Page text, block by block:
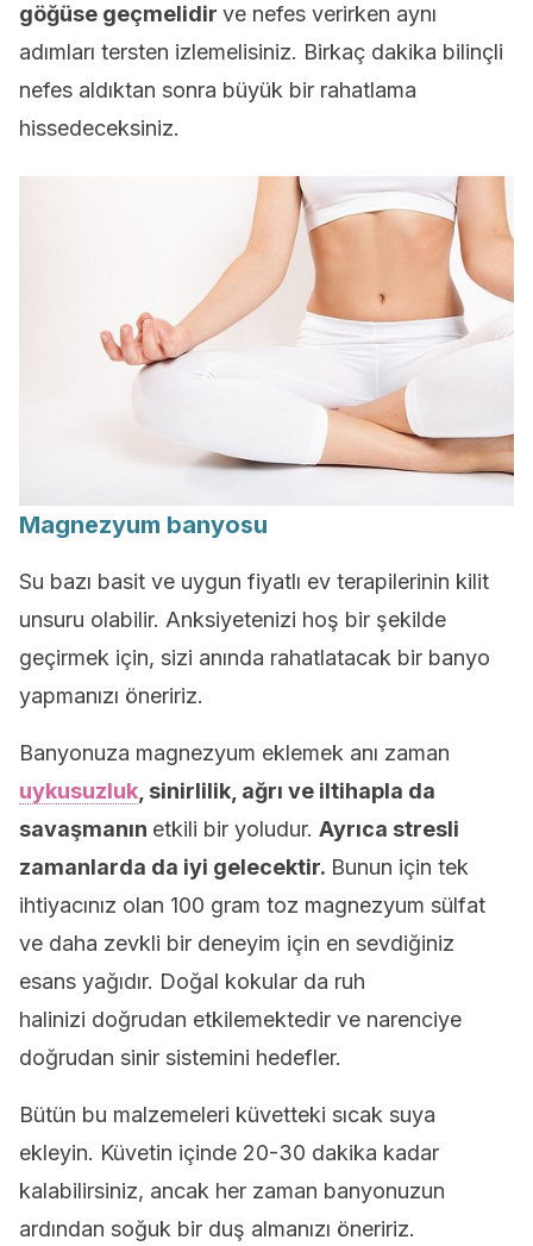
göğüse geçmelidir ve nefes verirken aynı
adımları tersten izlemelisiniz. Birkaç dakika bilinçli
nefes aldıktan sonra büyük bir rahatlama
hissedeceksiniz.
Magnezyum banyosu
Su bazı basit ve uygun fiyatlı ev terapilerinin kilit
unsuru olabilir. Anksiyetenizi hoş bir şekilde
geçirmek için, sizi anında rahatlatacak bir banyo
yapmanızı öneririz.
Banyonuza magnezyum eklemek anı zaman
uykusuzluk , sinirlilik, ağrı ve iltihapla da
savaşmanın etkili bir yoludur. Ayrıca stresli
zamanlarda da iyi gelecektir. Bunun için tek
ihtiyacınız olan 100 gram toz magnezyum sülfat
ve daha zevkli bir deneyim için en sevdiğiniz
esans yağıdır. Doğal kokular da ruh
halinizi doğrudan etkilemektedir ve narenciye
doğrudan sinir sistemini hedefler.
Bütün bu malzemeleri küvetteki sıcak suya
ekleyin. Küvetin içinde 20-30 dakika kadar
kalabilirsiniz, ancak her zaman banyonuzun
ardından soğuk bir duş almanızı öneririz.